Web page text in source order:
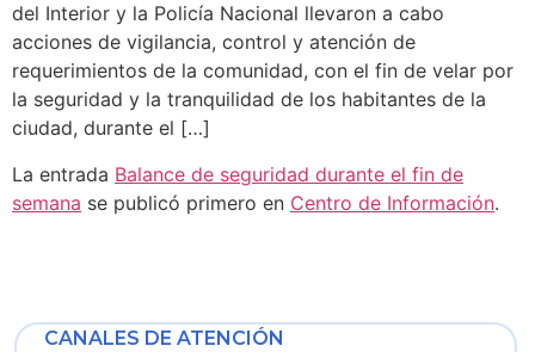
del Interior y la Policía Nacional llevaron a cabo
acciones de vigilancia, control y atención de
requerimientos de la comunidad, con el fin de velar por
la seguridad y la tranquilidad de los habitantes de la
ciudad, durante el […]
La entrada Balance de seguridad durante el fin de
semana se publicó primero en Centro de Información.
CANALES DE ATENCIÓN